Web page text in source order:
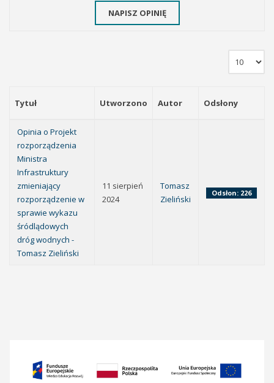
NAPISZ OPINIĘ
Tytuł Utworzono Autor Odsłony
Opinia o Projekt
rozporządzenia
Ministra
Infrastruktury
zmieniający
rozporządzenie w
sprawie wykazu
śródlądowych
dróg wodnych -
Tomasz Zieliński
11 sierpień
2024
Tomasz
Zieliński
Odsłon: 226